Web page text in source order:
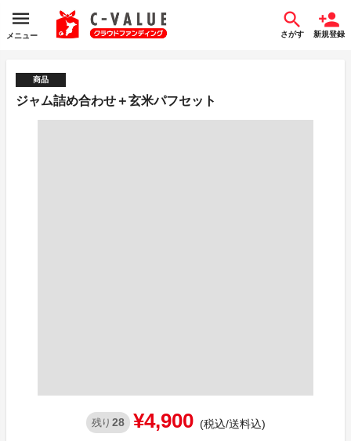
メニュー さがす 新規登録
商品
ジャム詰め合わせ＋玄米パフセット
残り 28 ¥4,900 (税込/送料込)